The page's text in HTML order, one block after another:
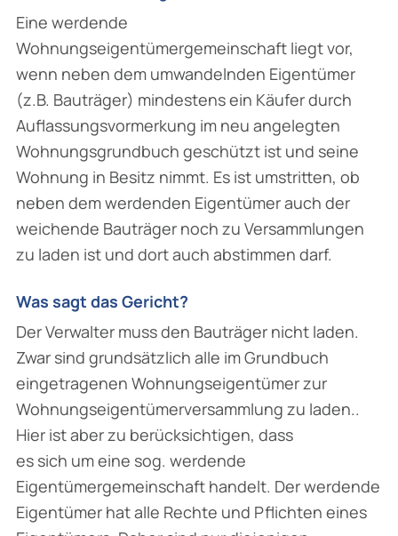
Eine werdende
Wohnungseigentümergemeinschaft liegt vor,
wenn neben dem umwandelnden Eigentümer
(z.B. Bauträger) mindestens ein Käufer durch
Auflassungsvormerkung im neu angelegten
Wohnungsgrundbuch geschützt ist und seine
Wohnung in Besitz nimmt. Es ist umstritten, ob
neben dem werdenden Eigentümer auch der
weichende Bauträger noch zu Versammlungen
zu laden ist und dort auch abstimmen darf.
Was sagt das Gericht?
Der Verwalter muss den Bauträger nicht laden.
Zwar sind grundsätzlich alle im Grundbuch
eingetragenen Wohnungseigentümer zur
Wohnungseigentümerversammlung zu laden..
Hier ist aber zu berücksichtigen, dass
es sich um eine sog. werdende
Eigentümergemeinschaft handelt. Der werdende
Eigentümer hat alle Rechte und Pflichten eines